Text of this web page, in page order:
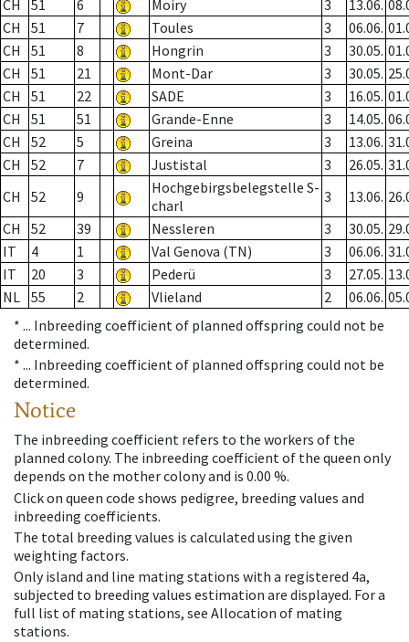
CH 51 6 Moiry 3 13.06.
CH
51 7 Toules 3 06.06.
CH
51 8 Hongrin 3 30.05.
CH
51 21 Mont-Dar 3 30.05.
CH
51 22 SADE 3 16.05.
CH
51 51 Grande-Enne 3 14.05.
CH
52 5 Greina 3 13.06.
CH
52 7 Justistal 3 26.05.
CH
52 9
Hochgebirgsbelegstelle S-
charl
3 13.06.
CH
52 39 Nessleren 3 30.05.
IT
4 1 Val Genova (TN) 3 06.06.
IT
20 3 Pederü 3 27.05.
NL 55 2 Vlieland 2 06.06.
* ... Inbreeding coefficient of planned offspring could not be
determined.
* ... Inbreeding coefficient of planned offspring could not be
determined.
Notice
The inbreeding coefficient refers to the workers of the
planned colony. The inbreeding coefficient of the queen only
depends on the mother colony and is 0.00 %.
Click on queen code shows pedigree, breeding values and
inbreeding coefficients.
The total breeding values is calculated using the given
weighting factors.
Only island and line mating stations with a registered 4a,
subjected to breeding values estimation are displayed. For a
full list of mating stations, see Allocation of mating
stations.